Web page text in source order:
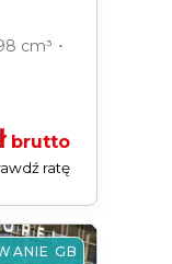
cm³ ･
brutto
ratę
GB